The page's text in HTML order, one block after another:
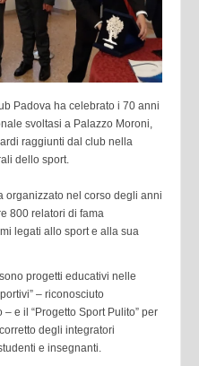
Padova ha celebrato i 70 anni
svoltasi a Palazzo Moroni,
raggiunti dal club nella
dello sport.
organizzato nel corso degli anni
800 relatori di fama
legati allo sport e alla sua
progetti educativi nelle
– riconosciuto
e il “Progetto Sport Pulito” per
degli integratori
e insegnanti.